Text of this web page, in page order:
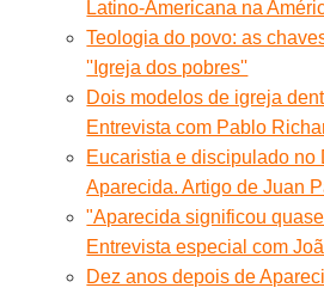
Latino-Americana na
Teologia do povo: as
''Igreja dos pobres''
Dois modelos de igreja
Entrevista com Pablo
Eucaristia e discipulado no
Aparecida. Artigo de Juan
"Aparecida significou
Entrevista especial com
Dez anos depois de